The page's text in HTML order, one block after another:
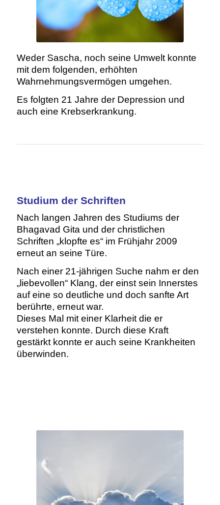
Weder Sascha, noch seine Umwelt konnte
mit dem folgenden, erhöhten
Wahrnehmungsvermögen umgehen.
Es folgten 21 Jahre der Depression und
auch eine Krebserkrankung.
Studium der Schriften
Nach langen Jahren des Studiums der
Bhagavad Gita und der christlichen
Schriften „klopfte es“ im Frühjahr 2009
erneut an seine Türe.
Nach einer 21-jährigen Suche nahm er den
„liebevollen“ Klang, der einst sein Innerstes
auf eine so deutliche und doch sanfte Art
berührte, erneut war.
Dieses Mal mit einer Klarheit die er
verstehen konnte. Durch diese Kraft
gestärkt konnte er auch seine Krankheiten
überwinden.